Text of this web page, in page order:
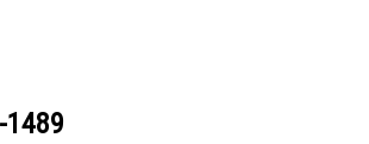
1489